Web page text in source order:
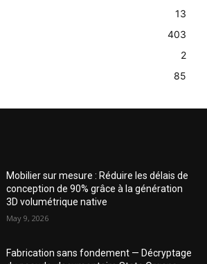
13
403
2
85
Mobilier sur mesure : Réduire les délais de
conception de 90% grâce à la génération
3D volumétrique native
May 9, 2026
Fabrication sans fondement — Décryptage